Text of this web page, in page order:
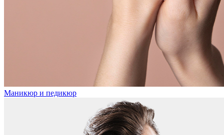
Маникюр и педикюр